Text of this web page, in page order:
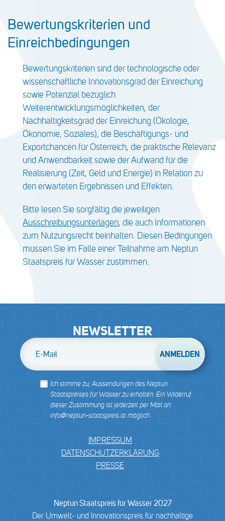
Bewertungskriterien und
Einreichbedingungen
Bewertungskriterien sind der technologische oder
wissenschaftliche Innovationsgrad der Einreichung
sowie Potenzial bezüglich
Weiterentwicklungsmöglichkeiten, der
Nachhaltigkeitsgrad der Einreichung (Ökologie,
Ökonomie, Soziales), die Beschäftigungs- und
Exportchancen für Österreich, die praktische Relevanz
und Anwendbarkeit sowie der Aufwand für die
Realisierung (Zeit, Geld und Energie) in Relation zu
den erwarteten Ergebnissen und Effekten.
Bitte lesen Sie sorgfältig die jeweiligen
Ausschreibungsunterlagen, die auch Informationen
zum Nutzungsrecht beinhalten. Diesen Bedingungen
müssen Sie im Falle einer Teilnahme am Neptun
Staatspreis für Wasser zustimmen.
IMPRESSUM
DATENSCHUTZERKLÄRUNG
PRESSE
Neptun Staatspreis für Wasser 2027
Der Umwelt- und Innovationspreis für nachhaltige
NEWSLETTER
E-Mail
Ich stimme zu, Aussendungen des Neptun
Staatspreises für Wasser zu erhalten. Ein Widerruf
dieser Zustimmung ist jederzeit per Mail an
info@neptun-staatspreis.at möglich.